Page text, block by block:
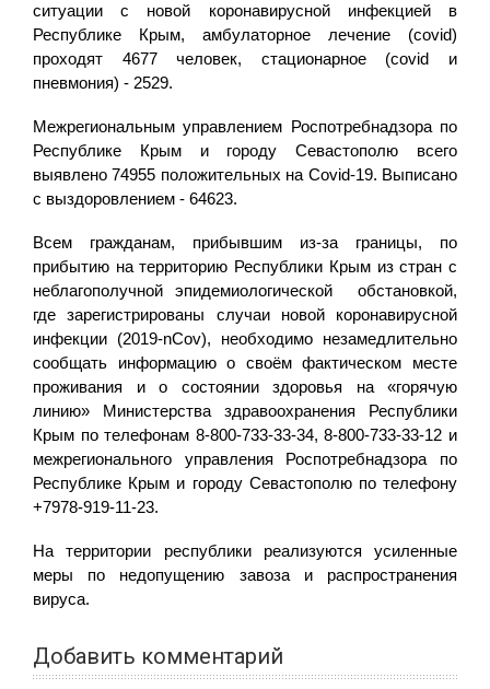
ситуации с новой коронавирусной инфекцией в
Республике Крым, амбулаторное лечение (covid)
проходят 4677 человек, стационарное (covid и
пневмония) - 2529.
Межрегиональным управлением Роспотребнадзора по
Республике Крым и городу Севастополю всего
выявлено 74955 положительных на Covid-19. Выписано
с выздоровлением - 64623.
Всем гражданам, прибывшим из-за границы, по
прибытию на территорию Республики Крым из стран с
неблагополучной эпидемиологической обстановкой,
где зарегистрированы случаи новой коронавирусной
инфекции (2019-nCov), необходимо незамедлительно
сообщать информацию о своём фактическом месте
проживания и о состоянии здоровья на «горячую
линию» Министерства здравоохранения Республики
Крым по телефонам 8-800-733-33-34, 8-800-733-33-12 и
межрегионального управления Роспотребнадзора по
Республике Крым и городу Севастополю по телефону
+7978-919-11-23.
На территории республики реализуются усиленные
меры по недопущению завоза и распространения
вируса.
Добавить комментарий